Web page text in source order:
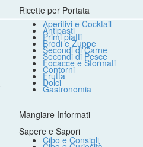
Ricette per Portata
Aperitivi e Cocktail
Antipasti
Primi piatti
Brodi e Zuppe
Secondi di Carne
Secondi di Pesce
Focacce e Sformati
Contorni
Frutta
Dolci
Gastronomia
Mangiare Informati
Sapere e Sapori
Cibo e Consigli